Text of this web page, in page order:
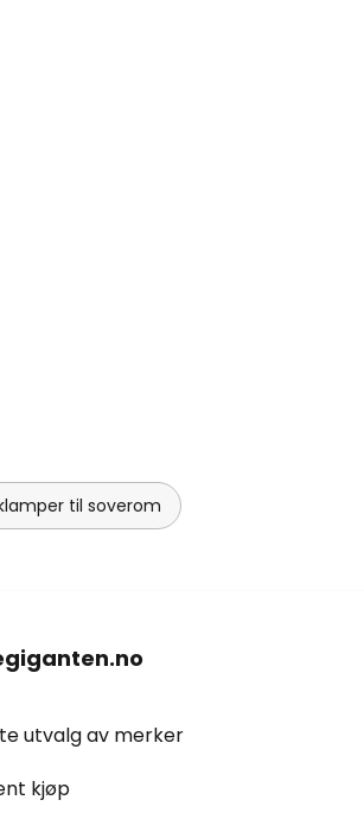
til soverom
utvalg av merker
kjøp